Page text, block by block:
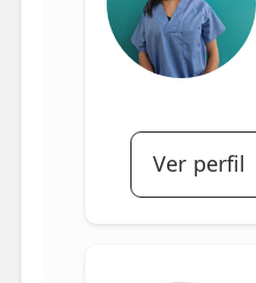
Ver perfil